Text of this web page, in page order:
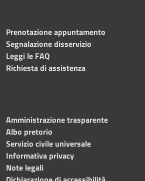
Prenotazione appuntamento
Segnalazione disservizio
Leggi le FAQ
Richiesta di assistenza
Amministrazione trasparente
Albo pretorio
Servizio civile universale
Informativa privacy
Note legali